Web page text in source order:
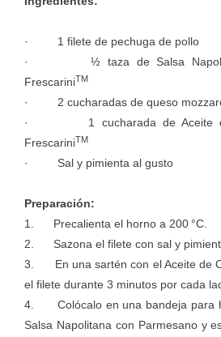
· 1 filete de pechuga de pollo
· ½ taza de Salsa
FrescariniTM
· 2 cucharadas de queso
· 1 cucharada de Aceite de
FrescariniTM
· Sal y pimienta al gusto
Preparación:
1. Precalienta el horno a 200 °C.
2. Sazona el filete con sal y
3. En una sartén con el Aceite de
el filete durante 3 minutos por cada
4. Colócalo en una bandeja para
Salsa Napolitana con Parmesano y